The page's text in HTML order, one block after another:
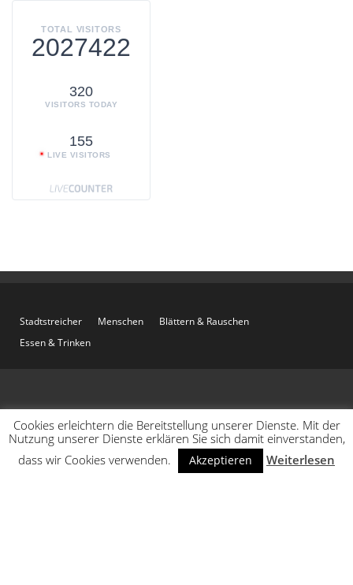
TOTAL VISITORS
2027422
320
VISITORS TODAY
155
LIVE VISITORS
Stadtstreicher Menschen
Blättern & Rauschen
Essen & Trinken
Cookies erleichtern die Bereitstellung unserer Dienste. Mit der
Nutzung unserer Dienste erklären Sie sich damit einverstanden,
dass wir Cookies verwenden.
Akzeptieren Weiterlesen